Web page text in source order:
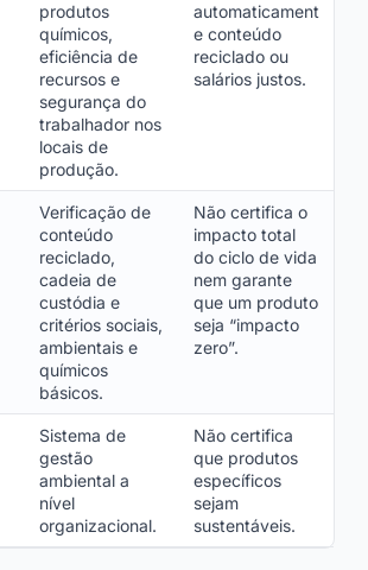
produtos
químicos,
eficiência de
recursos e
segurança do
trabalhador nos
locais de
produção.
automaticament
e conteúdo
reciclado ou
salários justos.
Verificação de
conteúdo
reciclado,
cadeia de
custódia e
critérios sociais,
ambientais e
químicos
básicos.
Não certifica o
impacto total
do ciclo de vida
nem garante
que um produto
seja “impacto
zero”.
Sistema de
gestão
ambiental a
nível
organizacional.
Não certifica
que produtos
específicos
sejam
sustentáveis.